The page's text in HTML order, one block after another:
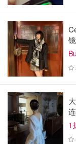
任务时，宇航员迈
在尼尔·阿姆斯特
与任务中心失联长
那段时光里，他感
温情告白：以
周一，任务现场出
的一个陨石坑命
曼已故的妻子。卡
的近六年里，怀斯
1